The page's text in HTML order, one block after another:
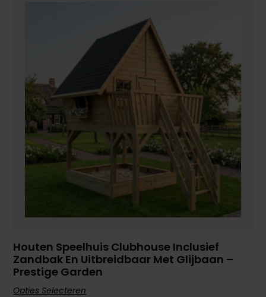
Houten Speelhuis Clubhouse Inclusief
Zandbak En Uitbreidbaar Met Glijbaan –
Prestige Garden
Opties Selecteren